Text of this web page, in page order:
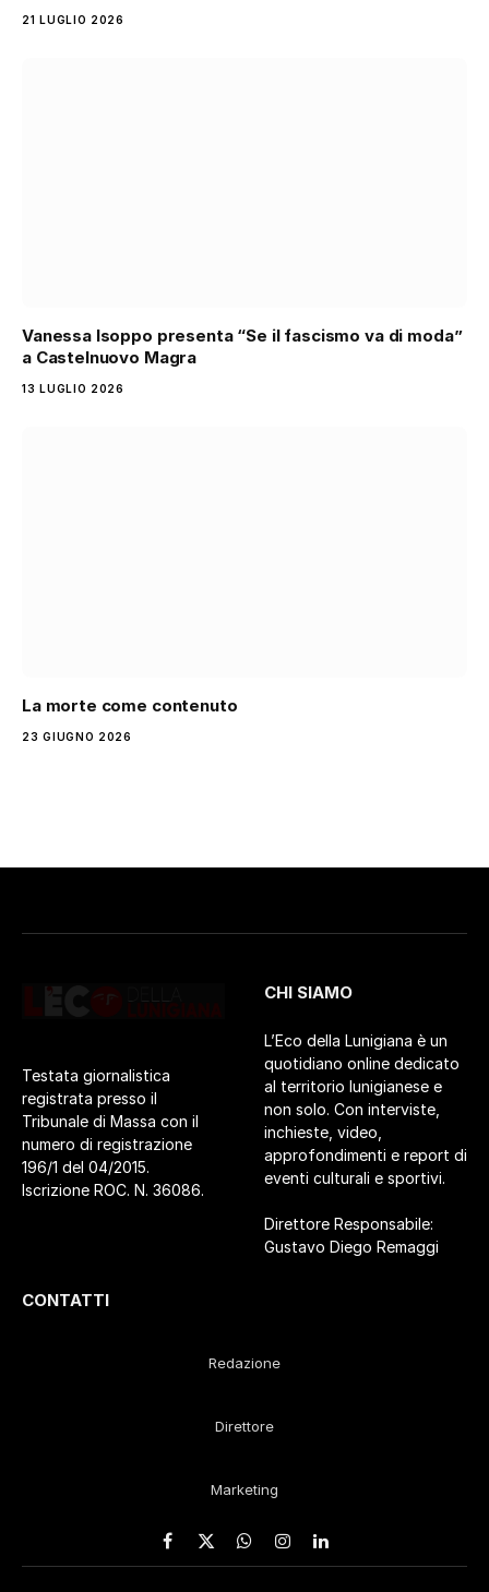
21 LUGLIO 2026
Vanessa Isoppo presenta “Se il fascismo va di moda”
a Castelnuovo Magra
13 LUGLIO 2026
La morte come contenuto
23 GIUGNO 2026
Testata giornalistica
registrata presso il
Tribunale di Massa con il
numero di registrazione
196/1 del 04/2015.
Iscrizione ROC. N. 36086.
CHI SIAMO
L’Eco della Lunigiana è un
quotidiano online dedicato
al territorio lunigianese e
non solo. Con interviste,
inchieste, video,
approfondimenti e report di
eventi culturali e sportivi.
Direttore Responsabile:
Gustavo Diego Remaggi
CONTATTI
Redazione
Direttore
Marketing
Facebook
X
WhatsApp
Instagram
LinkedIn